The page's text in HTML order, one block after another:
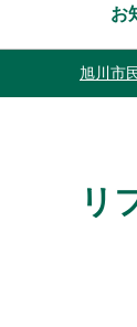
お
旭川市
リ